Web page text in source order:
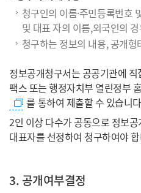
청구인의 이름·주민등록번호
및 대표 자의 이름,외국인의
청구하는 정보의 내용, 공개형
정보공개청구서는 공공기관에
팩스 또는 행정자치부 열린정부
를 통하여 제출할 수 있습니
2인 이상 다수가 공동으로 정보
대표자를 선정하여 청구하여야
3. 공개여부결정